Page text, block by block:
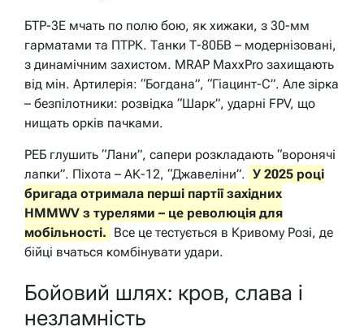
БТР-3Е мчать по полю бою, як хижаки, з 30-мм
гарматами та ПТРК. Танки Т-80БВ – модернізовані,
з динамічним захистом. MRAP MaxxPro захищають
від мін. Артилерія: “Богдана”, “Гіацинт-С”. Але зірка
– безпілотники: розвідка “Шарк”, ударні FPV, що
нищать орків пачками.
РЕБ глушить “Лани”, сапери розкладають “воронячі
лапки”. Піхота – АК-12, “Джавеліни”. У 2025 році
бригада отримала перші партії західних
HMMWV з турелями – це революція для
мобільності. Все це тестується в Кривому Розі, де
бійці вчаться комбінувати удари.
Бойовий шлях: кров, слава і
незламність